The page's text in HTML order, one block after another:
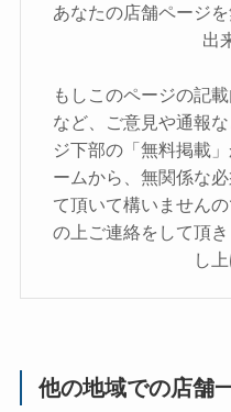
あなたの店舗ページ
出
もしこのページの記
など、ご意見や通報
ジ下部の「無料掲載
ームから、無関係な
て頂いて構いません
の上ご連絡をして頂
し
他の地域での店舗